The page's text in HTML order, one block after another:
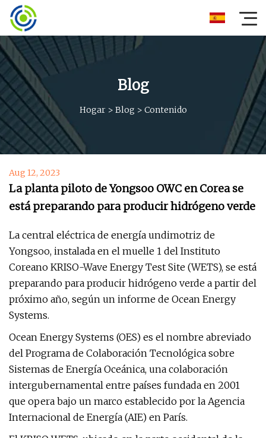
Blog
Hogar> Blog > Contenido
Aug 12, 2023
La planta piloto de Yongsoo OWC en Corea se
está preparando para producir hidrógeno verde
La central eléctrica de energía undimotriz de
Yongsoo, instalada en el muelle 1 del Instituto
Coreano KRISO-Wave Energy Test Site (WETS), se está
preparando para producir hidrógeno verde a partir del
próximo año, según un informe de Ocean Energy
Systems.
Ocean Energy Systems (OES) es el nombre abreviado
del Programa de Colaboración Tecnológica sobre
Sistemas de Energía Oceánica, una colaboración
intergubernamental entre países fundada en 2001
que opera bajo un marco establecido por la Agencia
Internacional de Energía (AIE) en París.